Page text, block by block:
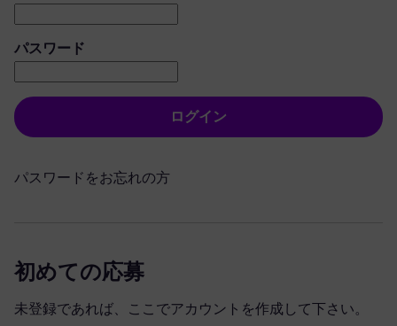
パスワード
ログイン
パスワードをお忘れの方
初めての応募
未登録であれば、ここでアカウントを作成して下さい。